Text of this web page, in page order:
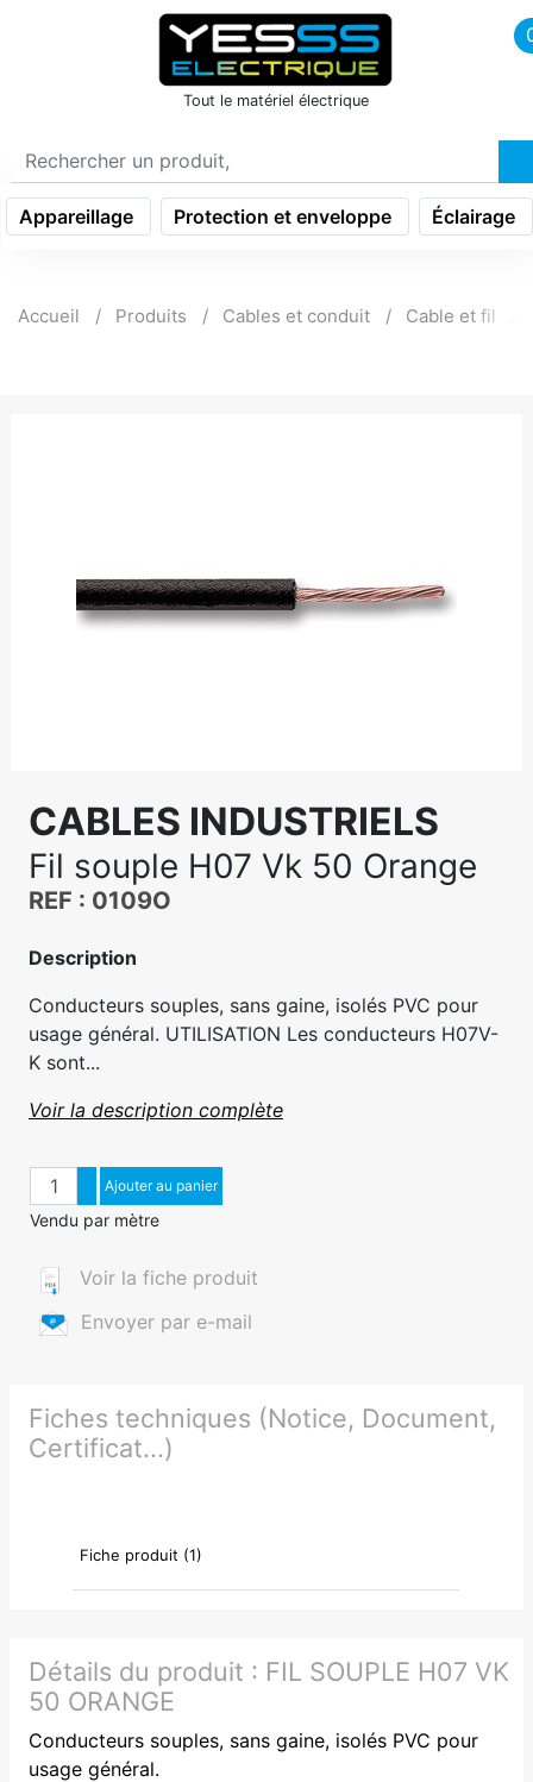
icon menu burger
Tout le matériel électrique
Appareillage Protection et enveloppe Éclairage
Accueil Produits Cables et conduit Cable et fil
CABLES INDUSTRIELS
Fil souple H07 Vk 50 Orange
REF : 0109O
Description
Conducteurs souples, sans gaine, isolés PVC pour
usage général. UTILISATION Les conducteurs H07V-
K sont...
Voir la description complète
QuantitéAugmenter quantité
Diminuer quantité
Ajouter au panier
Vendu par mètre
Voir la fiche produit
Envoyer par e-mail
Fiches techniques (Notice, Document,
Certificat...)
Fiche produit (1)
Détails du produit : FIL SOUPLE H07 VK
50 ORANGE
Conducteurs souples, sans gaine, isolés PVC pour
usage général.